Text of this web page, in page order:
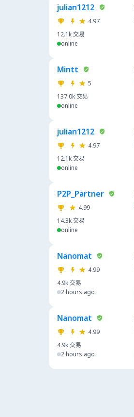
julian1212
4.97
12.1k交易
online
Mintt
5
137.0k交易
online
julian1212
4.97
12.1k交易
online
P2P_Partner
4.99
14.3k交易
online
Nanomat
4.99
4.9k交易
2 hours ago
Nanomat
4.99
4.9k交易
2 hours ago